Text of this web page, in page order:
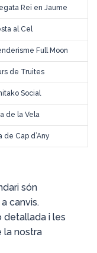
Rei en Jaume
al Cel
Full Moon
de Truites
Social
de la Vela
de Cap d’Any
són
canvis.
detallada i les
la nostra